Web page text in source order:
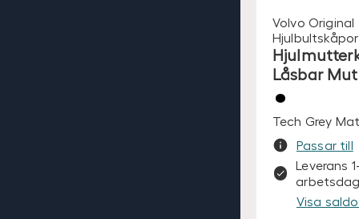
Volvo Original
Hjulbultskåpor
Låsbar
Tech Grey
Passar till
Leverans
Visa